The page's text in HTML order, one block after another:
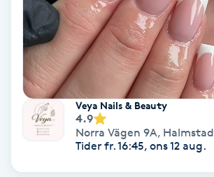
Hudföryngring
Huduppstramning
Hudvård Veya Nails & Beauty
4.9
Norra Vägen 9A, Halmstad
Tider fr. 16:45, ons 12 aug.